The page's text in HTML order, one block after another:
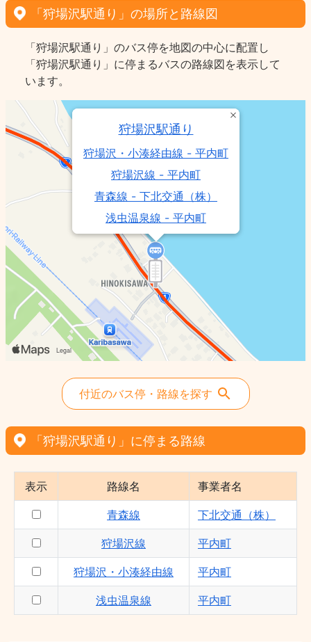
「狩場沢駅通り」の場所と路線図
「狩場沢駅通り」のバス停を地図の中心に配置し
「狩場沢駅通り」に停まるバスの路線図を表示して
います。
狩場沢駅通り
狩場沢・小湊経由線 - 平内町
狩場沢線 - 平内町
青森線 - 下北交通（株）
浅虫温泉線 - 平内町
付近のバス停・路線を探す
「狩場沢駅通り」に停まる路線
表示 路線名 事業者名
青森線 下北交通（株）
狩場沢線 平内町
狩場沢・小湊経由線 平内町
浅虫温泉線 平内町